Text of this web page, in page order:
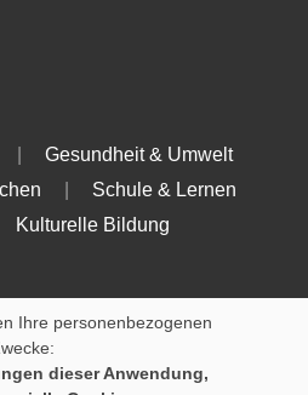
Gesundheit & Umwelt
Schule & Lernen
Kulturelle Bildung
Datenschutzerklärung
Ihre personenbezogenen
dieser Anwendung,